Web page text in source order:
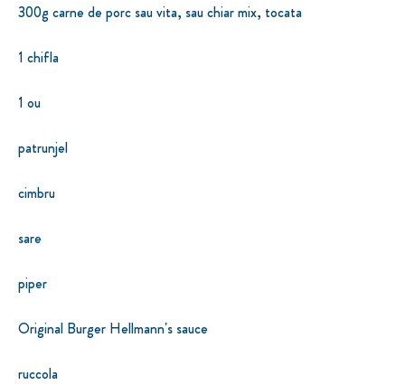
300g carne de porc sau vita, sau chiar mix, tocata
1 chifla
1 ou
patrunjel
cimbru
sare
piper
Original Burger Hellmann's sauce
ruccola